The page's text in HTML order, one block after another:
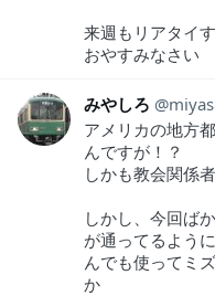
来週もリアタイ
おやすみなさい
みやしろ
アメリカの地方
んですが！？
しかも教会関係
しかし、今回ば
が通ってるよう
んでも使ってミ
か